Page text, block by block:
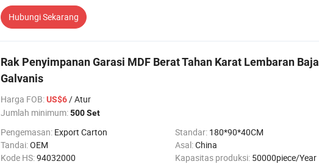
Hubungi Sekarang
Rak Penyimpanan Garasi MDF Berat Tahan Karat Lembaran Baja
Galvanis
Harga FOB:US$6/ Atur
Jumlah minimum:500 Set
Pengemasan: Export Carton Standar: 180*90*40CM
Tandai:OEM Asal:China
Kode HS:94032000 Kapasitas produksi: 50000piece/Year